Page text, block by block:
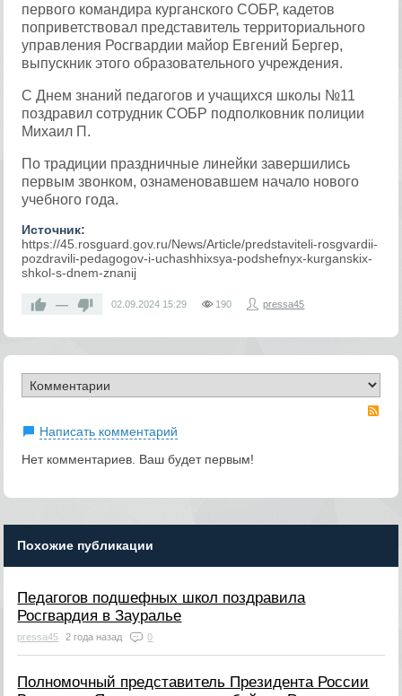
первого командира курганского СОБР, кадетов
поприветствовал представитель территориального
управления Росгвардии майор Евгений Бергер,
выпускник этого образовательного учреждения.
С Днем знаний педагогов и учащихся школы №11
поздравил сотрудник СОБР подполковник полиции
Михаил П.
По традиции праздничные линейки завершились
первым звонком, ознаменовавшем начало нового
учебного года.
Источник:
https://45.rosguard.gov.ru/News/Article/predstaviteli-rosgvardii-
pozdravili-pedagogov-i-uchashhixsya-podshefnyx-kurganskix-
shkol-s-dnem-znanij
— 02.09.2024 15:29 190 pressa45
Написать комментарий
Нет комментариев. Ваш будет первым!
Похожие публикации
Педагогов подшефных школ поздравила
Росгвардия в Зауралье
pressa45 2 года назад 0
Полномочный представитель Президента России